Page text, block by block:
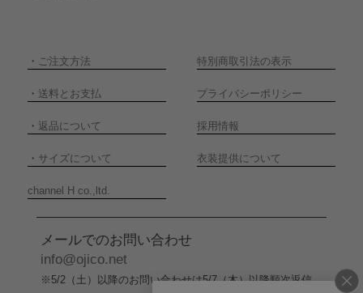
・ ご注文方法 特別商取引法の表示
・ 送料とお支払 プライバシーポリシー
・ 返品について 採用情報
・ サイズについて 衣装提供について
channel H co.,ltd.
メールでのお問い合わせ
info@ojico.net
※5/2（土）以降のお問い合わせは5/7（木）以降順次返信